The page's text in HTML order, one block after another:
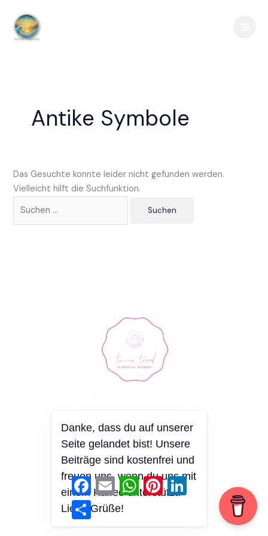
Inhalt
springen
Antike Symbole
Das Gesuchte konnte leider nicht gefunden werden.
Vielleicht hilft die Suchfunktion.
nach:
Soulful Travels by Caren & Nini
Facebook
Email WhatsApp
PinterestLinkedIn
Teilen
Danke, dass du auf unserer
Seite gelandet bist! Unsere
Beiträge sind kostenfrei und
freuen uns, wenn du uns mit
einem Kaffee unterstützt!
Liebe Grüße!